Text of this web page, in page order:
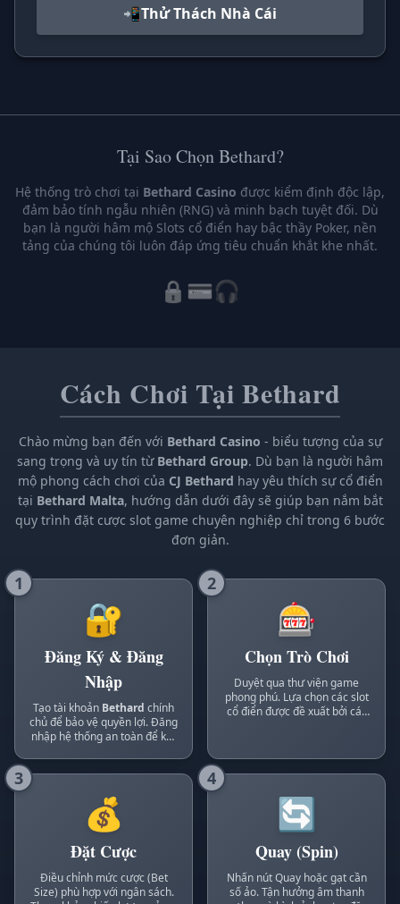
📲Thử Thách Nhà Cái
Tại Sao Chọn Bethard?
Hệ thống trò chơi tại Bethard Casino được kiểm định độc lập,
đảm bảo tính ngẫu nhiên (RNG) và minh bạch tuyệt đối. Dù
bạn là người hâm mộ Slots cổ điển hay bậc thầy Poker, nền
tảng của chúng tôi luôn đáp ứng tiêu chuẩn khắt khe nhất.
🔒 💳🎧
Cách Chơi Tại Bethard
Chào mừng bạn đến với Bethard Casino - biểu tượng của sự
sang trọng và uy tín từ Bethard Group. Dù bạn là người hâm
mộ phong cách chơi của CJ Bethard hay yêu thích sự cổ điển
tại Bethard Malta, hướng dẫn dưới đây sẽ giúp bạn nắm bắt
quy trình đặt cược slot game chuyên nghiệp chỉ trong 6 bước
đơn giản.
1
🔐
Đăng Ký & Đăng
Nhập
Tạo tài khoản Bethard chính
chủ để bảo vệ quyền lợi. Đăng
nhập hệ thống an toàn để kết
2
🎰
Chọn Trò Chơi
Duyệt qua thư viện game
phong phú. Lựa chọn các slot
cổ điển được đề xuất bởi các
3
💰
Đặt Cược
Điều chỉnh mức cược (Bet
Size) phù hợp với ngân sách.
4
🔄
Quay (Spin)
Nhấn nút Quay hoặc gạt cần
số ảo. Tận hưởng âm thanh